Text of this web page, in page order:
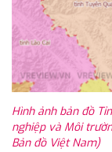
Hình ảnh bản đồ
nghiệp và Môi
Bản đồ Việt Nam)